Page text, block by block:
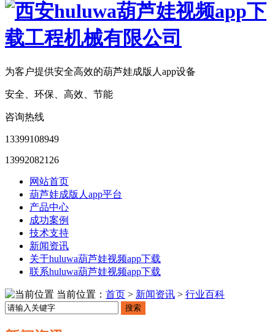
为客户提供安全高效的葫芦娃成版人app设备
安全、环保、高效、节能
咨询热线
13399108949
13992082126
网站首页
葫芦娃成版人app平台
产品中心
成功案例
技术支持
新闻资讯
关于huluwa葫芦娃视频app下载
联系huluwa葫芦娃视频app下载
当前位置： 首页 > 新闻资讯 > 行业百科
搜索